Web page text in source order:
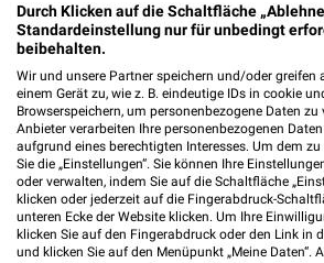
42,1 km
Musterring
Gültig bis Fr. 14.08. Gültig bis
JYSK JYSK
Durch Klicken auf die Schaltfläche
Standardeinstellung nur für unbedingt
beibehalten.
Wir und unsere Partner speichern und/oder
einem Gerät zu, wie z. B. eindeutige IDs in cookie
Browserspeichern, um personenbezogene Daten zu
Anbieter verarbeiten Ihre personenbezogenen
aufgrund eines berechtigten Interesses. Um dem
Sie die „Einstellungen“. Sie können Ihre
oder verwalten, indem Sie auf die Schaltfläche
klicken oder jederzeit auf die Fingerabdruck-
unteren Ecke der Website klicken. Um Ihre
klicken Sie auf den Fingerabdruck oder den Link in
und klicken Sie auf den Menüpunkt „Meine Daten“.